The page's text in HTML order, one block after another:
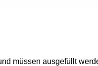
müssen ausgefüllt